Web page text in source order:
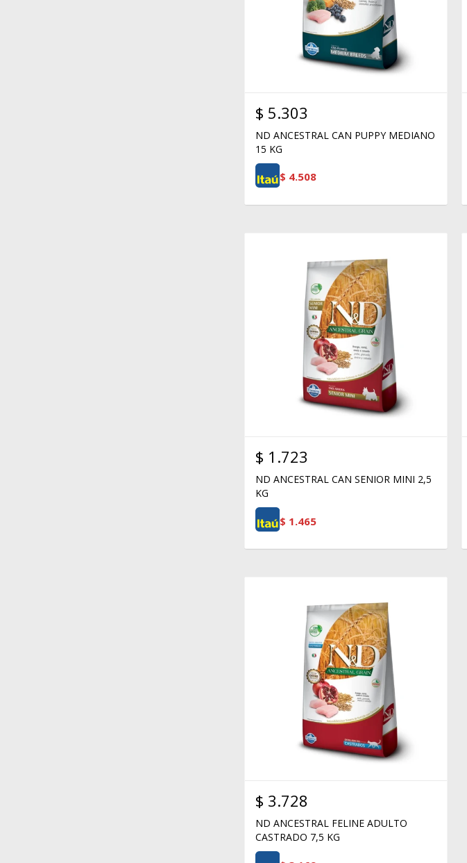
$ 5.303
ND ANCESTRAL CAN PUPPY MEDIANO
15 KG
$ 4.508
$ 1.723
ND ANCESTRAL CAN SENIOR MINI 2,5
KG
$ 1.465
$ 3.728
ND ANCESTRAL FELINE ADULTO
CASTRADO 7,5 KG